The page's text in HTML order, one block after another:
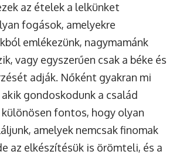
az ételek a lelkünket
fogások, amelyekre
emlékezünk, nagymamánk
vagy egyszerűen csak a béke és
adják. Nőként gyakran mi
gondoskodunk a család
fontos, hogy olyan
amelyek nemcsak finomak
az elkészítésük is örömteli, és a